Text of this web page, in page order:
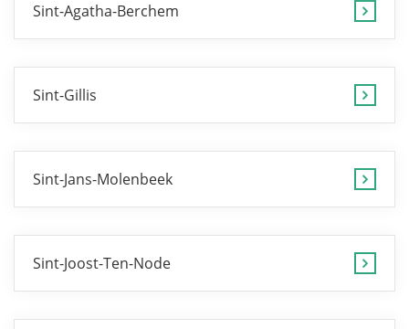
Sint-Agatha-Berchem
Sint-Gillis
Sint-Jans-Molenbeek
Sint-Joost-Ten-Node